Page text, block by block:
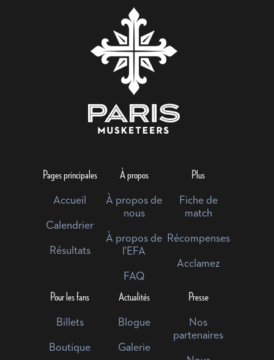
Pages principales
Accueil
Calendrier
Résultats
À propos
À propos de
nous
À propos de
l'EFA
FAQ
Plus
Fiche de
match
Récompenses
Acclamez
Pour les fans
Billets
Boutique
Actualités
Blogue
Galerie
Presse
Nos
partenaires